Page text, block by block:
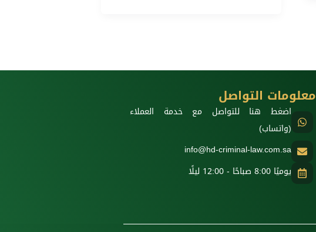
معلومات التواصل
اضغط هنا للتواصل مع خدمة العملاء
(واتساب)
info@hd-criminal-law.com.sa
يوميًا 8:00 صباحًا - 12:00 ليلًا